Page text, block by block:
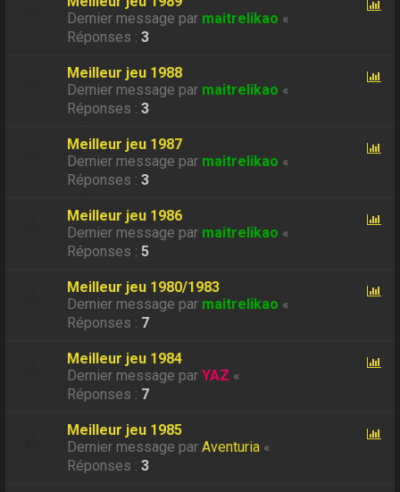
Dernier message par maitrelikao «
Réponses :3
Meilleur jeu 1988
Dernier message par maitrelikao «
Réponses :3
Meilleur jeu 1987
Dernier message par maitrelikao «
Réponses :3
Meilleur jeu 1986
Dernier message par maitrelikao «
Réponses :5
Meilleur jeu 1980/1983
Dernier message par maitrelikao «
Réponses : 7
Meilleur jeu 1984
Dernier message parYAZ «
Réponses : 7
Meilleur jeu 1985
Dernier message parAventuria «
Réponses :3